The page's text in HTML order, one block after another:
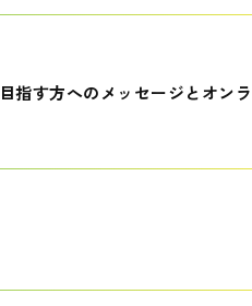
指す方へのメッセージとオン